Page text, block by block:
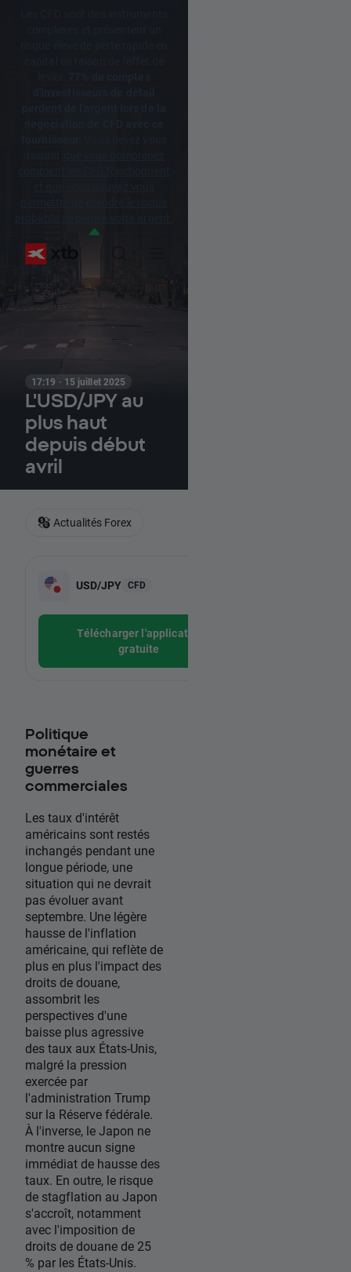
17:19 · 15 juillet 2025
L'USD/JPY au
plus haut
depuis début
avril
USD/JPY CFD
Télécharger l'application
gratuite
Politique
monétaire et
guerres
commerciales
Les taux d'intérêt
américains sont restés
inchangés pendant une
longue période, une
situation qui ne devrait
pas évoluer avant
septembre. Une légère
hausse de l'inflation
américaine, qui reflète de
plus en plus l'impact des
droits de douane,
assombrit les
perspectives d'une
baisse plus agressive
des taux aux États-Unis,
malgré la pression
exercée par
l'administration Trump
sur la Réserve fédérale.
À l'inverse, le Japon ne
montre aucun signe
immédiat de hausse des
taux. En outre, le risque
de stagflation au Japon
s'accroît, notamment
avec l'imposition de
droits de douane de 25
% par les États-Unis.
Actualités Forex